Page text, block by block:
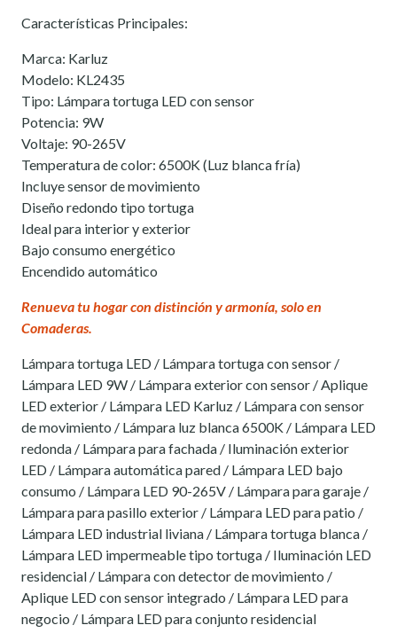
Características Principales:
Marca: Karluz
Modelo: KL2435
Tipo: Lámpara tortuga LED con sensor
Potencia: 9W
Voltaje: 90-265V
Temperatura de color: 6500K (Luz blanca fría)
Incluye sensor de movimiento
Diseño redondo tipo tortuga
Ideal para interior y exterior
Bajo consumo energético
Encendido automático
Renueva tu hogar con distinción y armonía, solo en
Comaderas.
Lámpara tortuga LED / Lámpara tortuga con sensor /
Lámpara LED 9W / Lámpara exterior con sensor / Aplique
LED exterior / Lámpara LED Karluz / Lámpara con sensor
de movimiento / Lámpara luz blanca 6500K / Lámpara LED
redonda / Lámpara para fachada / Iluminación exterior
LED / Lámpara automática pared / Lámpara LED bajo
consumo / Lámpara LED 90-265V / Lámpara para garaje /
Lámpara para pasillo exterior / Lámpara LED para patio /
Lámpara LED industrial liviana / Lámpara tortuga blanca /
Lámpara LED impermeable tipo tortuga / Iluminación LED
residencial / Lámpara con detector de movimiento /
Aplique LED con sensor integrado / Lámpara LED para
negocio / Lámpara LED para conjunto residencial